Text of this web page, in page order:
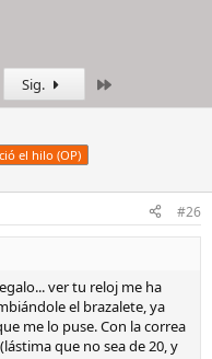
Sig.
el hilo (OP)
#26
ver tu reloj me ha
el brazalete, ya
me lo puse. Con la correa
que no sea de 20, y